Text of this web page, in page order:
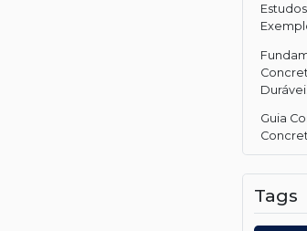
Guia
Guia
Guia
Tags